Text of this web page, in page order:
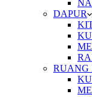
DAPUR
RUANG